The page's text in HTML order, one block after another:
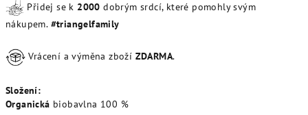
Přidej se k 2000dobrým srdcí, které pomohly svým
nákupem. #triangelfamily
Vrácení a výměna zboží ZDARMA.
Složení:
Organická biobavlna 100 %